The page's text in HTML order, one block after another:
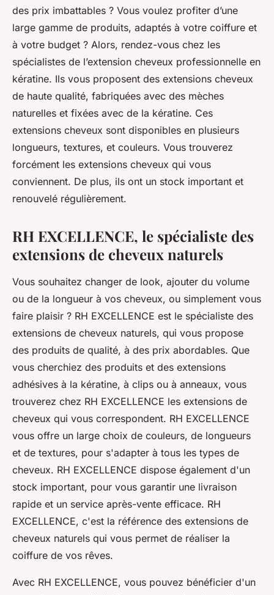
des prix imbattables ? Vous voulez profiter d’une
large gamme de produits, adaptés à votre coiffure et
à votre budget ? Alors, rendez-vous chez les
spécialistes de l’extension cheveux professionnelle en
kératine. Ils vous proposent des extensions cheveux
de haute qualité, fabriquées avec des mèches
naturelles et fixées avec de la kératine. Ces
extensions cheveux sont disponibles en plusieurs
longueurs, textures, et couleurs. Vous trouverez
forcément les extensions cheveux qui vous
conviennent. De plus, ils ont un stock important et
renouvelé régulièrement.
RH EXCELLENCE, le spécialiste des
extensions de cheveux naturels
Vous souhaitez changer de look, ajouter du volume
ou de la longueur à vos cheveux, ou simplement vous
faire plaisir ? RH EXCELLENCE est le spécialiste des
extensions de cheveux naturels, qui vous propose
des produits de qualité, à des prix abordables. Que
vous cherchiez des produits et des extensions
adhésives à la kératine, à clips ou à anneaux, vous
trouverez chez RH EXCELLENCE les extensions de
cheveux qui vous correspondent. RH EXCELLENCE
vous offre un large choix de couleurs, de longueurs
et de textures, pour s'adapter à tous les types de
cheveux. RH EXCELLENCE dispose également d'un
stock important, pour vous garantir une livraison
rapide et un service après-vente efficace. RH
EXCELLENCE, c'est la référence des extensions de
cheveux naturels qui vous permet de réaliser la
coiffure de vos rêves.
Avec RH EXCELLENCE, vous pouvez bénéficier d'un